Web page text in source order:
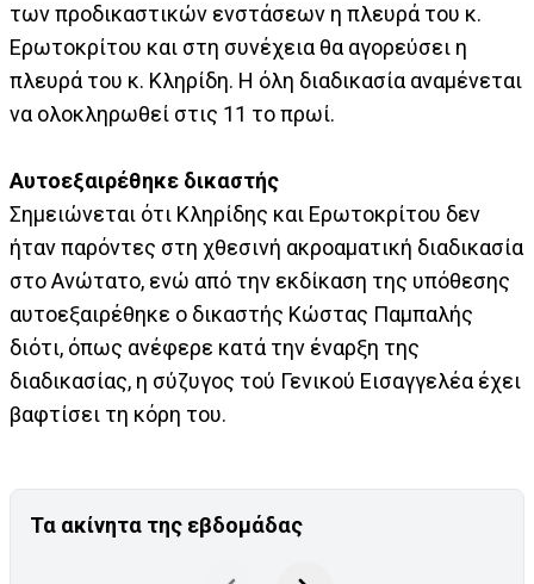
των προδικαστικών ενστάσεων η πλευρά του κ.
Ερωτοκρίτου και στη συνέχεια θα αγορεύσει η
πλευρά του κ. Κληρίδη. Η όλη διαδικασία αναμένεται
να ολοκληρωθεί στις 11 το πρωί.
Αυτοεξαιρέθηκε δικαστής
Σημειώνεται ότι Κληρίδης και Ερωτοκρίτου δεν
ήταν παρόντες στη χθεσινή ακροαματική διαδικασία
στο Ανώτατο, ενώ από την εκδίκαση της υπόθεσης
αυτοεξαιρέθηκε ο δικαστής Κώστας Παμπαλής
διότι, όπως ανέφερε κατά την έναρξη της
διαδικασίας, η σύζυγος τού Γενικού Εισαγγελέα έχει
βαφτίσει τη κόρη του.
Τα ακίνητα της εβδομάδας